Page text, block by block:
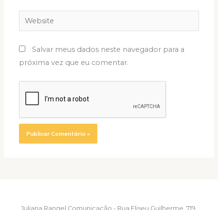
Website
Salvar meus dados neste navegador para a
próxima vez que eu comentar.
Juliana Rangel Comunicação - Rua Eliseu Guilherme, 719,